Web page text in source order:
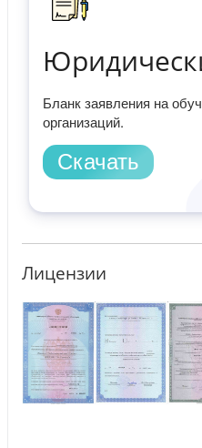
Бланк заявления на
организаций.
Скачать
Лицензии